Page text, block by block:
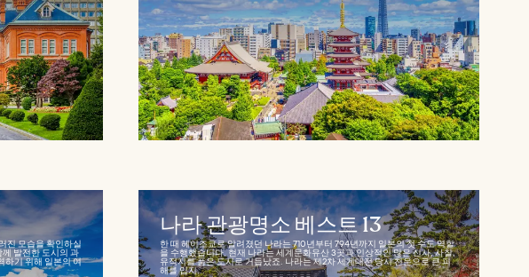
진 모습을 확인하실
발전한 도시의 과
하기 위해 일본의 여
나라 관광명소 베스트 13
한 때 헤이조쿄로 알려졌던 나라는 710년부터 794년까지 일본의 첫 수도 역할
을 수행했습니다. 현재 나라는 세계문화유산 3곳과 인상적인 많은 신사, 사찰,
유적지를 품은 도시로 거듭났죠. 나라는 제2차 세계대전 당시 천운으로 큰 피
해를 입지...